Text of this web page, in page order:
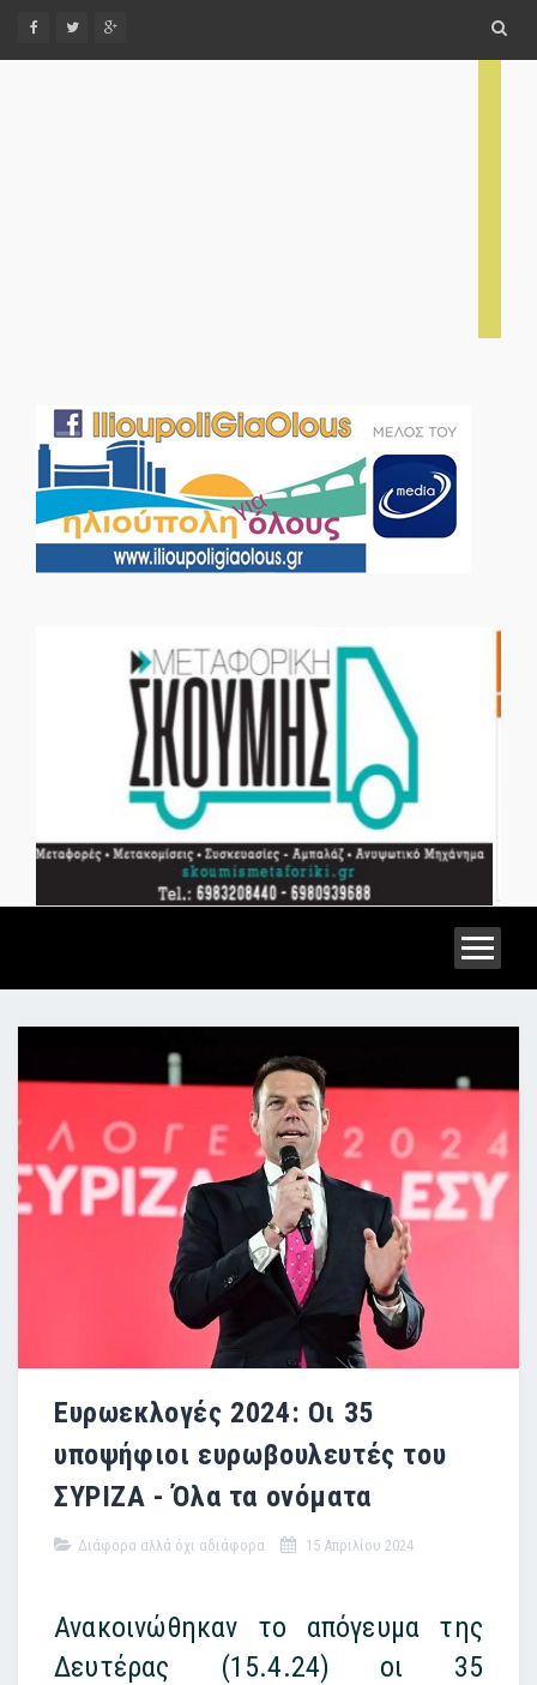
Ευρωεκλογές 2024: Οι 35
υποψήφιοι ευρωβουλευτές του
ΣΥΡΙΖΑ - Όλα τα ονόματα
Διάφορα αλλά όχι αδιάφορα 15 Απριλίου 2024
Ανακοινώθηκαν το απόγευμα της
Δευτέρας (15.4.24) οι 35